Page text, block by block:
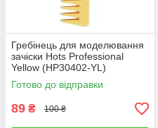
Гребінець для моделювання
зачіски Hots Professional
Yellow (HP30402-YL)
Готово до відправки
89 ₴ 100 ₴